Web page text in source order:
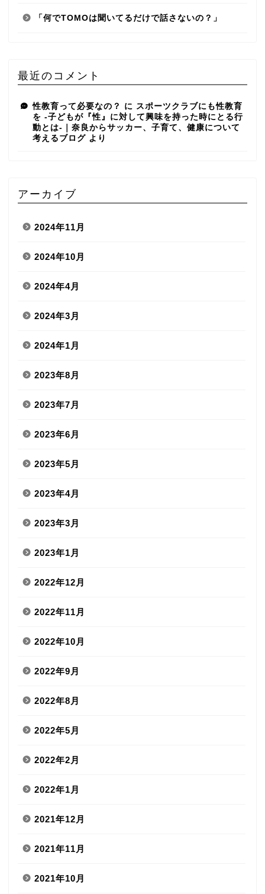
「何でTOMOは聞いてるだけで話さないの？」
最近のコメント
性教育って必要なの？ に スポーツクラブにも性教育
を -子どもが『性』に対して興味を持った時にとる行
動とは-｜奈良からサッカー、子育て、健康について
考えるブログ より
アーカイブ
2024年11月
2024年10月
2024年4月
2024年3月
2024年1月
2023年8月
2023年7月
2023年6月
2023年5月
2023年4月
2023年3月
2023年1月
2022年12月
2022年11月
2022年10月
2022年9月
2022年8月
2022年5月
2022年2月
2022年1月
2021年12月
2021年11月
2021年10月